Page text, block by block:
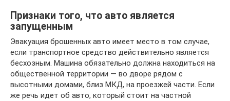
Признаки того, что авто является
запущенным
Эвакуация брошенных авто имеет место в том случае,
если транспортное средство действительно является
бесхозным. Машина обязательно должна находиться на
общественной территории — во дворе рядом с
высотными домами, близ МКД, на проезжей части. Если
же речь идет об авто, который стоит на частной